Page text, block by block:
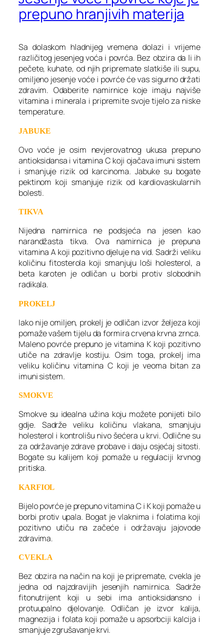
prepuno hranjivih materija
Sa dolaskom hladnijeg vremena dolazi i vrijeme
različitog jesenjeg voća i povrća. Bez obzira da li ih
pečete, kuhate, od njih pripremate slatkiše ili supu,
omiljeno jesenje voće i povrće će vas sigurno držati
zdravim. Odaberite namirnice koje imaju najviše
vitamina i minerala i pripremite svoje tijelo za niske
temperature.
JABUKE
Ovo voće je osim nevjerovatnog ukusa prepuno
antioksidansa i vitamina C koji ojačava imuni sistem
i smanjuje rizik od karcinoma. Jabuke su bogate
pektinom koji smanjuje rizik od kardiovaskularnih
bolesti.
TIKVA
Nijedna namirnica ne podsjeća na jesen kao
narandžasta tikva. Ova namirnica je prepuna
vitamina A koji pozitivno djeluje na vid. Sadrži veliku
količinu fitosterola koji smanjuju loši holesterol, a
beta karoten je odličan u borbi protiv slobodnih
radikala.
PROKELJ
Iako nije omiljen, prokelj je odličan izvor željeza koji
pomaže vašem tijelu da formira crvena krvna zrnca.
Maleno povrće prepuno je vitamina K koji pozitivno
utiče na zdravlje kostiju. Osim toga, prokelj ima
veliku količinu vitamina C koji je veoma bitan za
imuni sistem.
SMOKVE
Smokve su idealna užina koju možete ponijeti bilo
gdje. Sadrže veliku količinu vlakana, smanjuju
holesterol i kontrolišu nivo šećera u krvi. Odlične su
za održavanje zdrave probave i daju osjećaj sitosti.
Bogate su kalijem koji pomaže u regulaciji krvnog
pritiska.
KARFIOL
Bijelo povrće je prepuno vitamina C i K koji pomaže u
borbi protiv upala. Bogat je vlaknima i folatima koji
pozitivno utiču na začeće i održavaju jajovode
zdravima.
CVEKLA
Bez obzira na način na koji je pripremate, cvekla je
jedna od najzdravijih jesenjih namirnica. Sadrže
fitonutrijent koji u sebi ima antioksidansno i
protuupalno djelovanje. Odličan je izvor kalija,
magnezija i folata koji pomaže u apsorbciji kalcija i
smanjuje zgrušavanje krvi.